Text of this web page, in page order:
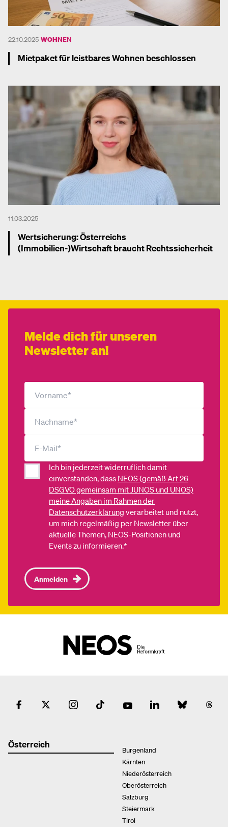
22.10.2025 WOHNEN
Mietpaket für leistbares Wohnen beschlossen
11.03.2025
Wertsicherung: Österreichs
(Immobilien-)Wirtschaft braucht Rechtssicherheit
Melde dich für unseren
Newsletter an!
Ich bin jederzeit widerruflich damit
einverstanden, dass NEOS (gemäß Art 26
DSGVO gemeinsam mit JUNOS und UNOS)
meine Angaben im Rahmen der
Datenschutzerklärung verarbeitet und nutzt,
um mich regelmäßig per Newsletter über
aktuelle Themen, NEOS-Positionen und
Events zu informieren.*
Anmelden
Österreich
Burgenland
Kärnten
Niederösterreich
Oberösterreich
Salzburg
Steiermark
Tirol